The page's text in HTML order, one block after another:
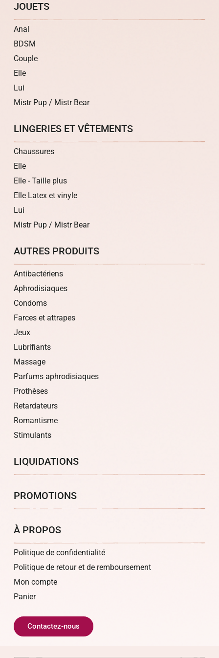
JOUETS
Anal
BDSM
Couple
Elle
Lui
Mistr Pup / Mistr Bear
LINGERIES ET VÊTEMENTS
Chaussures
Elle
Elle - Taille plus
Elle Latex et vinyle
Lui
Mistr Pup / Mistr Bear
AUTRES PRODUITS
Antibactériens
Aphrodisiaques
Condoms
Farces et attrapes
Jeux
Lubrifiants
Massage
Parfums aphrodisiaques
Prothèses
Retardateurs
Romantisme
Stimulants
LIQUIDATIONS
PROMOTIONS
À PROPOS
Politique de confidentialité
Politique de retour et de remboursement
Mon compte
Panier
Contactez-nous